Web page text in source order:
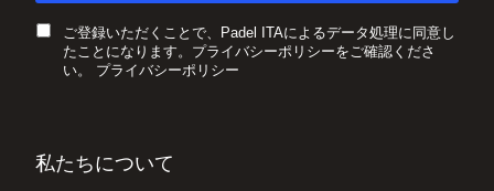
ご登録いただくことで、Padel ITAによるデータ処理に同意し
たことになります。プライバシーポリシーをご確認くださ
い。 プライバシーポリシー
私たちについて